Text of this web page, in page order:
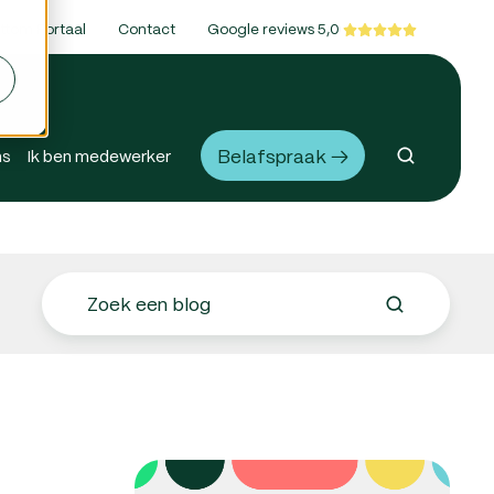
Portaal Contact Google reviews 5,0
Ik ben medewerker Belafspraak →